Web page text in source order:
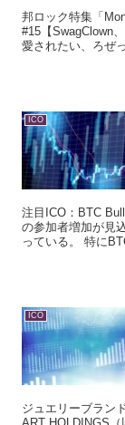
邦ロック特集「
#15【SwagClown
愛されたい、ろぜ
ICO
注目ICO：BTC
の参加者増加が見
っている。 特に
ICO
ジュエリーブラン